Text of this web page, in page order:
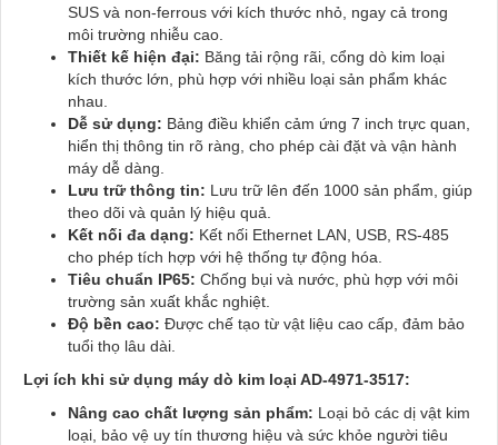
SUS và non-ferrous với kích thước nhỏ, ngay cả trong
môi trường nhiễu cao.
Thiết kế hiện đại: Băng tải rộng rãi, cổng dò kim loại
kích thước lớn, phù hợp với nhiều loại sản phẩm khác
nhau.
Dễ sử dụng: Bảng điều khiển cảm ứng 7 inch trực quan,
hiển thị thông tin rõ ràng, cho phép cài đặt và vận hành
máy dễ dàng.
Lưu trữ thông tin: Lưu trữ lên đến 1000 sản phẩm, giúp
theo dõi và quản lý hiệu quả.
Kết nối đa dạng: Kết nối Ethernet LAN, USB, RS-485
cho phép tích hợp với hệ thống tự động hóa.
Tiêu chuẩn IP65: Chống bụi và nước, phù hợp với môi
trường sản xuất khắc nghiệt.
Độ bền cao: Được chế tạo từ vật liệu cao cấp, đảm bảo
tuổi thọ lâu dài.
Lợi ích khi sử dụng máy dò kim loại AD-4971-3517:
Nâng cao chất lượng sản phẩm: Loại bỏ các dị vật kim
loại, bảo vệ uy tín thương hiệu và sức khỏe người tiêu